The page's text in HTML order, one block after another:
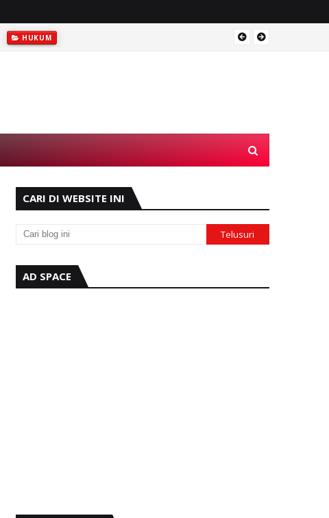
HUKUM
CARI DI WEBSITE INI
AD SPACE